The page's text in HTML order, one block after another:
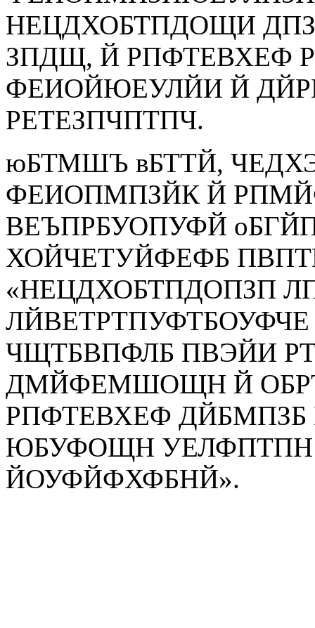
НЕЦДХОБТПДОЩИ
ЗПДЩ, Й РПФТЕВХЕФ
ФЕИОЙЮЕУЛЙИ Й
РЕТЕЗПЧПТПЧ.
юБТМШЪ вБТТЙ,
ФЕИОПМПЗЙК Й
ВЕЪПРБУОПУФЙ
ХОЙЧЕТУЙФЕФБ
«НЕЦДХОБТПДОПЗП
ЧЩТБВПФЛБ ПВЭЙИ
ДМЙФЕМШОЩН Й
РПФТЕВХЕФ
ЮБУФОЩН
ЙОУФЙФХФБНЙ».